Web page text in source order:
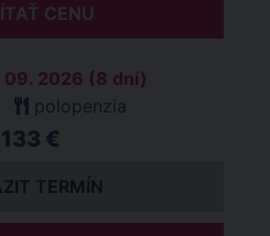
CENU
09. 2026 (8 dní)
polopenzia
133 €
TERMÍN